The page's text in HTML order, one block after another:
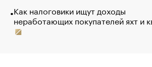
Как налоговики ищут доходы
неработающих покупателей яхт и